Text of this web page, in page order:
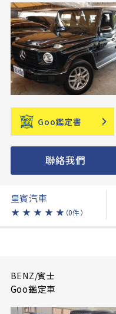
Goo鑑定書
聯絡我們
皇賓汽車
★ ★ ★ ★ ★ （0件）
BENZ/賓士
Goo鑑定車